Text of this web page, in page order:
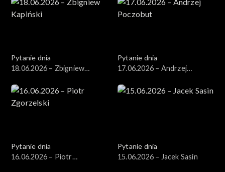
Pytanie dnia
18.06.2026 – Zbigniew
Pytanie dnia
17.06.2026 – Andrzej
Pytanie dnia
16.06.2026 – Piotr
Pytanie dnia
15.06.2026 – Jacek Sasin